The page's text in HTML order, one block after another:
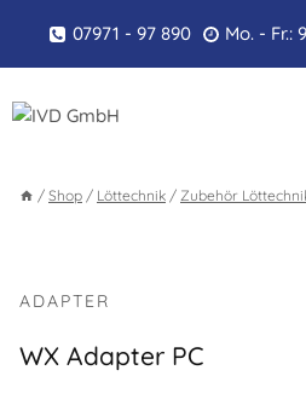
springen
07971 - 97 890 Mo. - Fr.:
/ Shop / Löttechnik / Zubehör
ADAPTER
WX Adapter PC